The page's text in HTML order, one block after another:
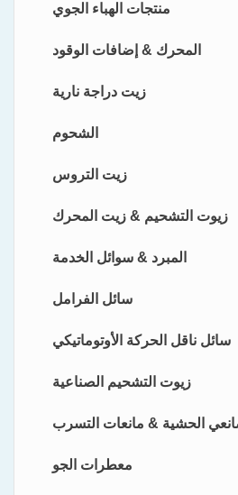
منتجات الهباء الجوي
المحرك & إضافات الوقود
زيت دراجة نارية
الشحوم
زيت التروس
زيوت التشحيم & زيت المحرك
المبرد & سوائل الخدمة
سائل الفرامل
سائل ناقل الحركة الأوتوماتيكي
زيوت التشحيم الصناعية
الحشية & مانعات التسرب
معطرات الجو